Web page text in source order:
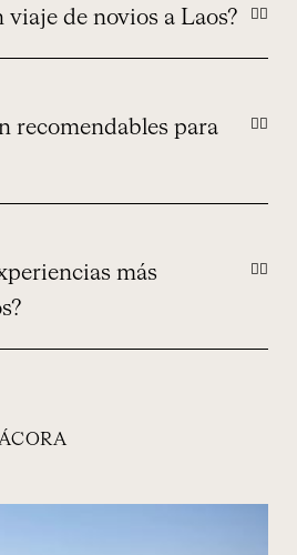
viaje de novios a Laos?
recomendables para
más